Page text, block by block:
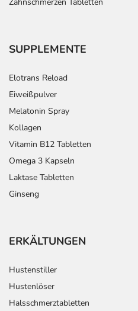
SUPPLEMENTE
Elotrans Reload
Eiweißpulver
Melatonin Spray
Kollagen
Vitamin B12 Tabletten
Omega 3 Kapseln
Laktase Tabletten
Ginseng
ERKÄLTUNGEN
Hustenstiller
Hustenlöser
Halsschmerztabletten